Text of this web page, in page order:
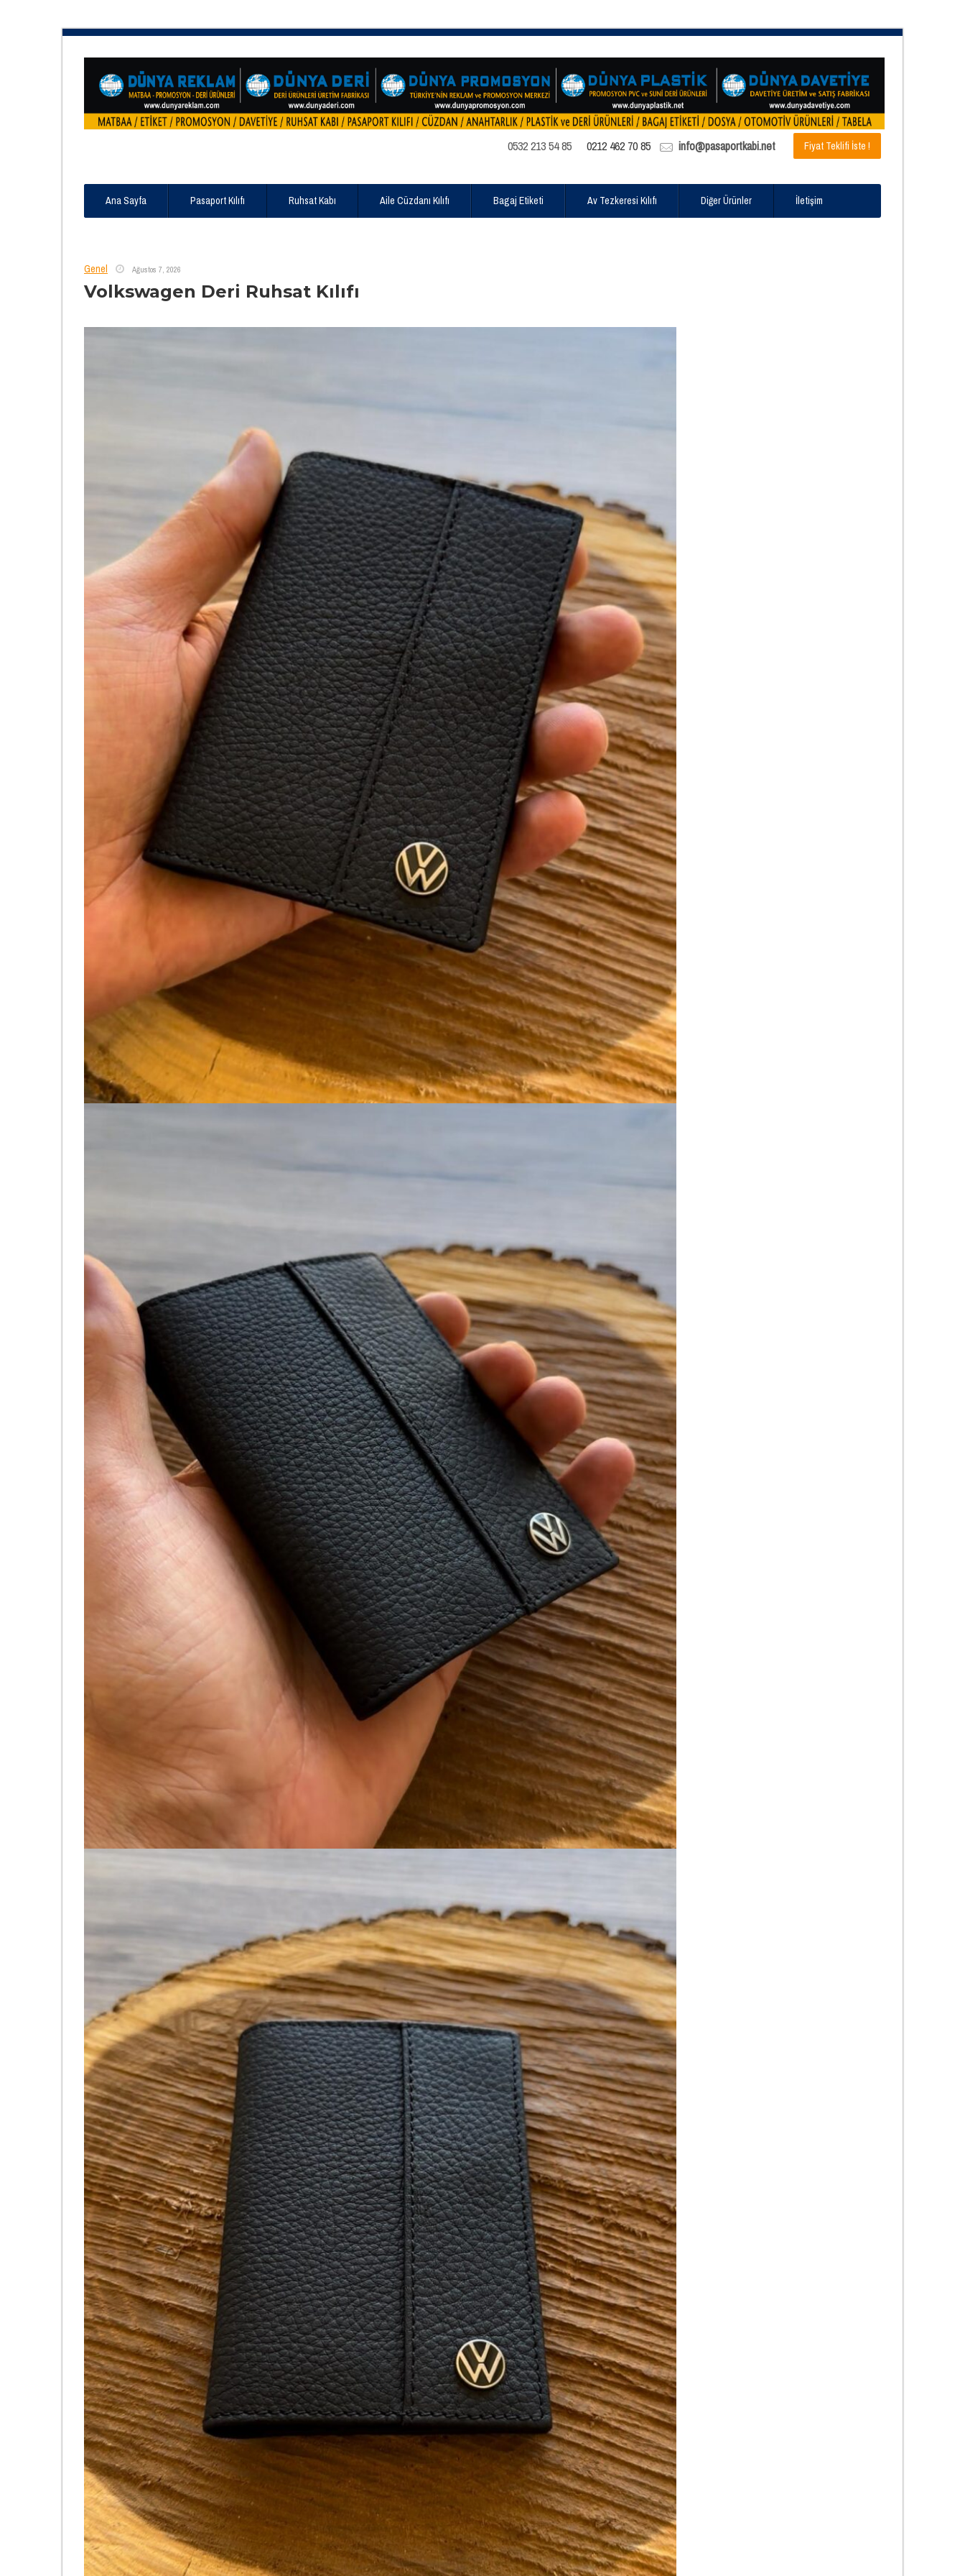
0532 213 54 85 0212 462 70 85 info@pasaportkabi.net Fiyat Teklifi İste !
Ana Sayfa Pasaport Kılıfı Ruhsat Kabı Aile Cüzdanı Kılıfı Bagaj Etiketi Av Tezkeresi Kılıfı Diğer Ürünler İletişim
Genel Ağustos 7, 2026
Volkswagen Deri Ruhsat Kılıfı